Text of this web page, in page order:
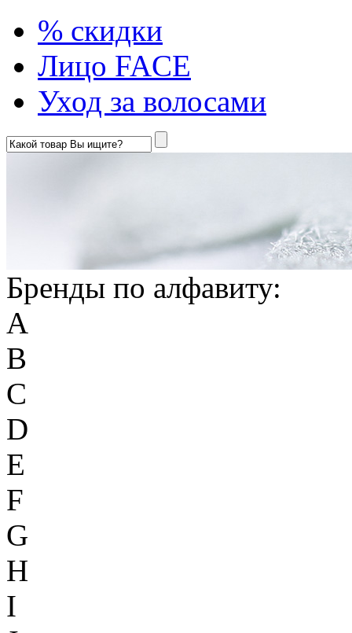
% скидки
Лицо FACE
Уход за волосами
Бренды по алфавиту:
A
B
C
D
E
F
G
H
I